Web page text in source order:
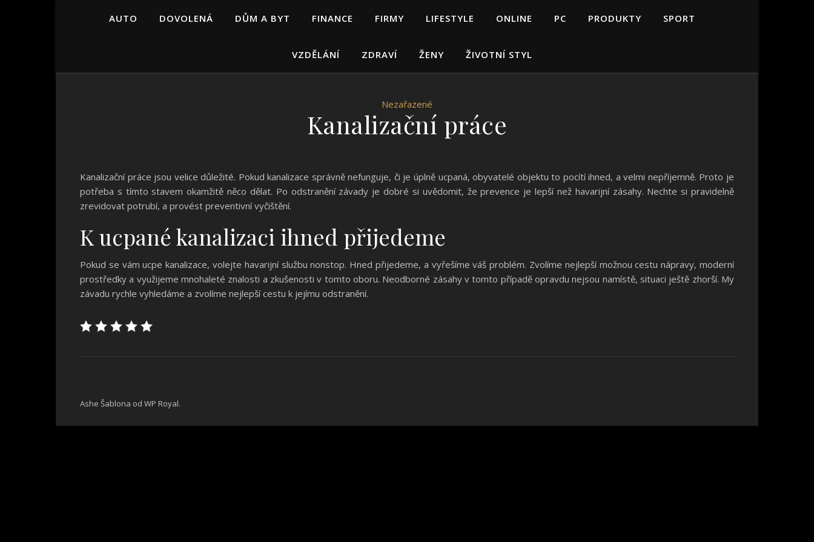
AUTO DOVOLENÁ DŮM A BYT FINANCE FIRMY LIFESTYLE ONLINE PC PRODUKTY SPORT
VZDĚLÁNÍ ZDRAVÍ ŽENY ŽIVOTNÍ STYL
Nezařazené
Kanalizační práce
Kanalizační práce jsou velice důležité. Pokudkanalizace správně nefunguje, či je úplně ucpaná, obyvatelé objektu to pocítí ihned, a velmi nepříjemně. Proto je
potřeba s tímto stavem okamžitě něco dělat. Po odstranění závady je dobré si uvědomit, že prevence je lepší než havarijní zásahy. Nechte si pravidelně
zrevidovat potrubí, a provést preventivní vyčištění.
K ucpané kanalizaci ihned přijedeme
Pokud se vám ucpe kanalizace, volejte havarijní službu nonstop. Hned přijedeme, a vyřešíme váš problém. Zvolíme nejlepší možnou cestu nápravy, moderní
prostředky a využijeme mnohaleté znalosti a zkušenosti v tomto oboru. Neodborné zásahy v tomto případě opravdu nejsou namístě, situaci ještě zhorší. My
závadu rychle vyhledáme a zvolíme nejlepší cestu k jejímu odstranění.
Ashe Šablona od WP Royal.